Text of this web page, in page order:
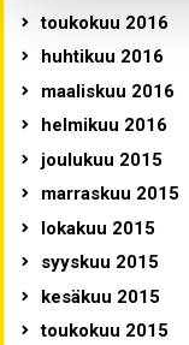
toukokuu 2016
huhtikuu 2016
maaliskuu 2016
helmikuu 2016
joulukuu 2015
marraskuu 2015
lokakuu 2015
syyskuu 2015
kesäkuu 2015
toukokuu 2015